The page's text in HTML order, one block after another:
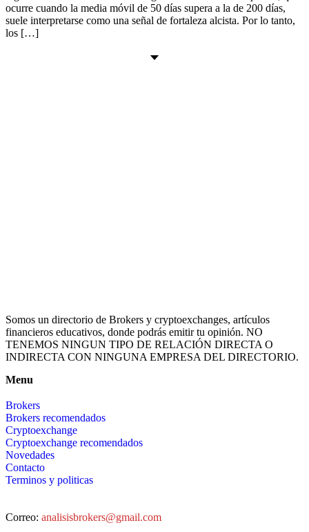
ocurre cuando la media móvil de 50 días supera a la de 200 días,
suele interpretarse como una señal de fortaleza alcista. Por lo tanto,
los […]
Somos un directorio de Brokers y cryptoexchanges, artículos
financieros educativos, donde podrás emitir tu opinión. NO
TENEMOS NINGUN TIPO DE RELACIÓN DIRECTA O
INDIRECTA CON NINGUNA EMPRESA DEL DIRECTORIO.
Menu
Brokers
Brokers recomendados
Cryptoexchange
Cryptoexchange recomendados
Novedades
Contacto
Terminos y politicas
Correo: analisisbrokers@gmail.com